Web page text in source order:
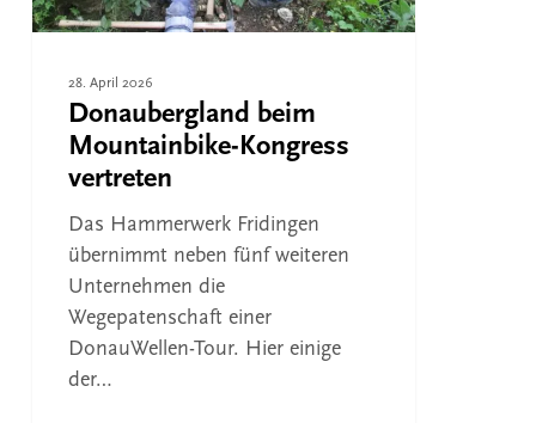
28. April 2026
Donaubergland beim
Mountainbike-Kongress
vertreten
Das Hammerwerk Fridingen
übernimmt neben fünf weiteren
Unternehmen die
Wegepatenschaft einer
DonauWellen-Tour. Hier einige
der…